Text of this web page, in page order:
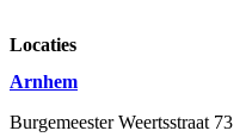
Locaties
Arnhem
Burgemeester Weertsstraat 73